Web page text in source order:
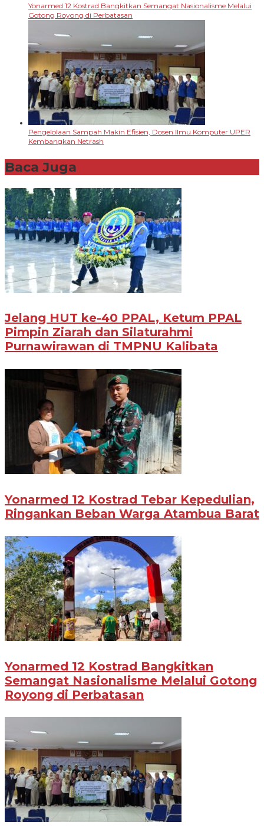
Yonarmed 12 Kostrad Bangkitkan Semangat Nasionalisme Melalui
Gotong Royong di Perbatasan
Pengelolaan Sampah Makin Efisien, Dosen Ilmu Komputer UPER
Kembangkan Netrash
Baca Juga
Jelang HUT ke-40 PPAL, Ketum PPAL
Pimpin Ziarah dan Silaturahmi
Purnawirawan di TMPNU Kalibata
Yonarmed 12 Kostrad Tebar Kepedulian,
Ringankan Beban Warga Atambua Barat
Yonarmed 12 Kostrad Bangkitkan
Semangat Nasionalisme Melalui Gotong
Royong di Perbatasan